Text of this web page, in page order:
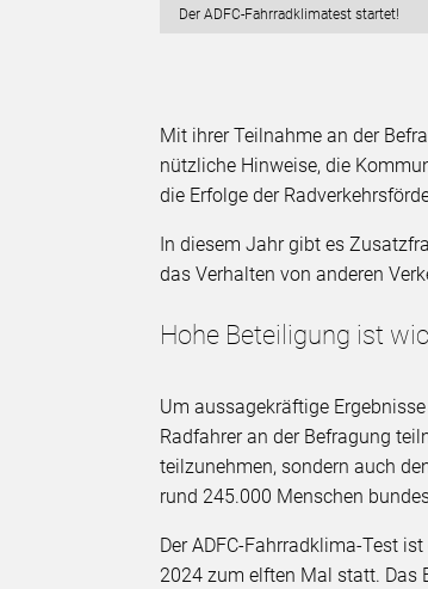
Der ADFC-Fahrradklimatest startet!
Mit ihrer Teilnahme an der
nützliche Hinweise, die
die Erfolge der
In diesem Jahr gibt es
das Verhalten von anderen
Hohe Beteiligung ist
Um aussagekräftige
Radfahrer an der Befragung
teilzunehmen, sondern auch
rund 245.000 Menschen
Der ADFC-Fahrradklima-Test
2024 zum elften Mal statt. Das